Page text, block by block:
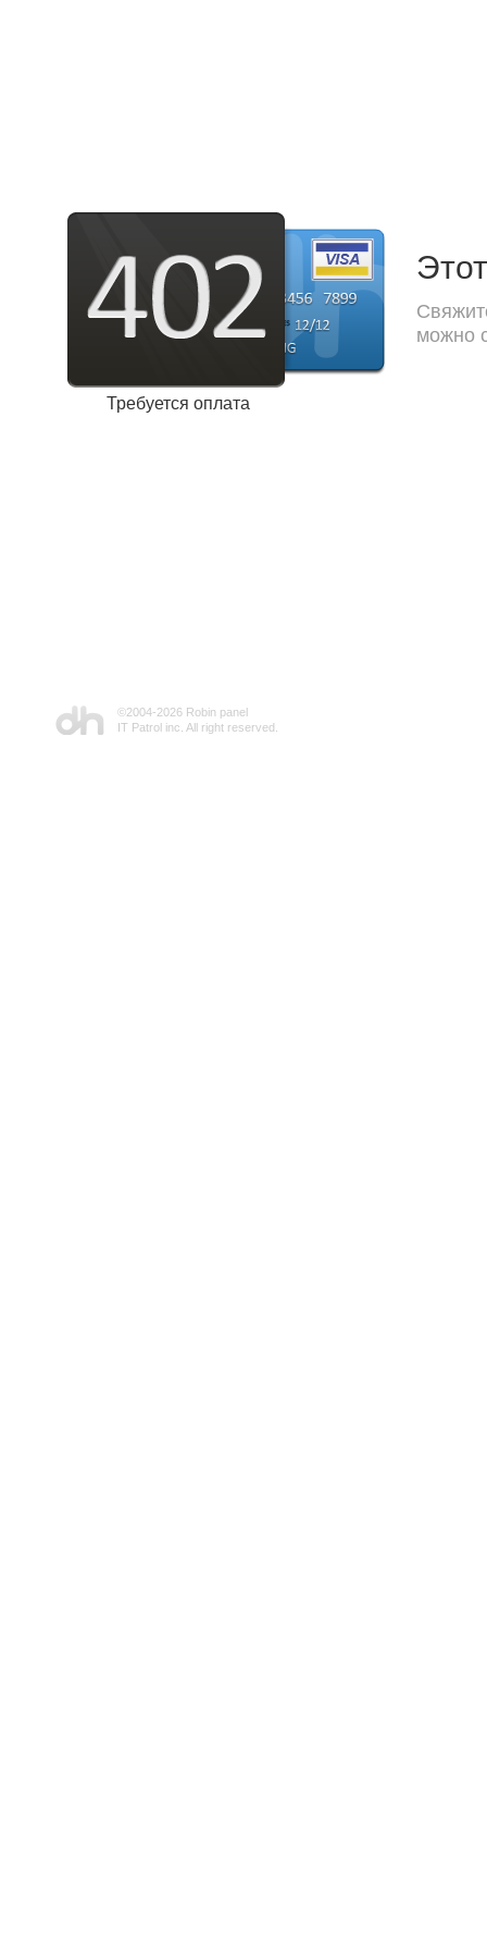
Требуется оплата
можно
©2004-2026 Robin panel
IT Patrol inc. All right reserved.